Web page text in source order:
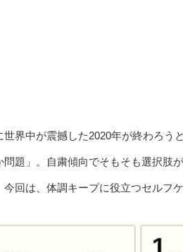
界中が震撼した2020年が終わろ
題」。自粛傾向でそもそも選択肢
回は、体調キープに役立つセルフ